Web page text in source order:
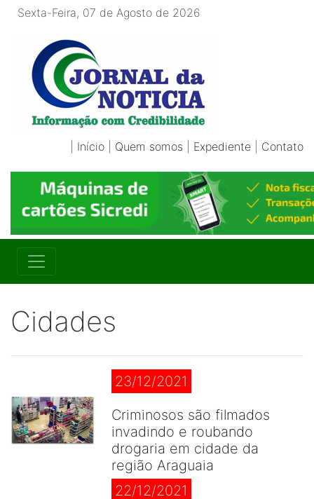
Sexta-Feira, 07 de Agosto de 2026
Início Quem somos Expediente Contato
Cidades
23/12/2021
Criminosos são filmados
invadindo e roubando
drogaria em cidade da
região Araguaia
22/12/2021